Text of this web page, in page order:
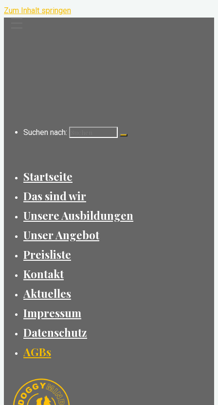
Zum Inhalt springen
Suchen nach:
Startseite
Das sind wir
Unsere Ausbildungen
Unser Angebot
Preisliste
Kontakt
Aktuelles
Impressum
Datenschutz
AGBs
☰